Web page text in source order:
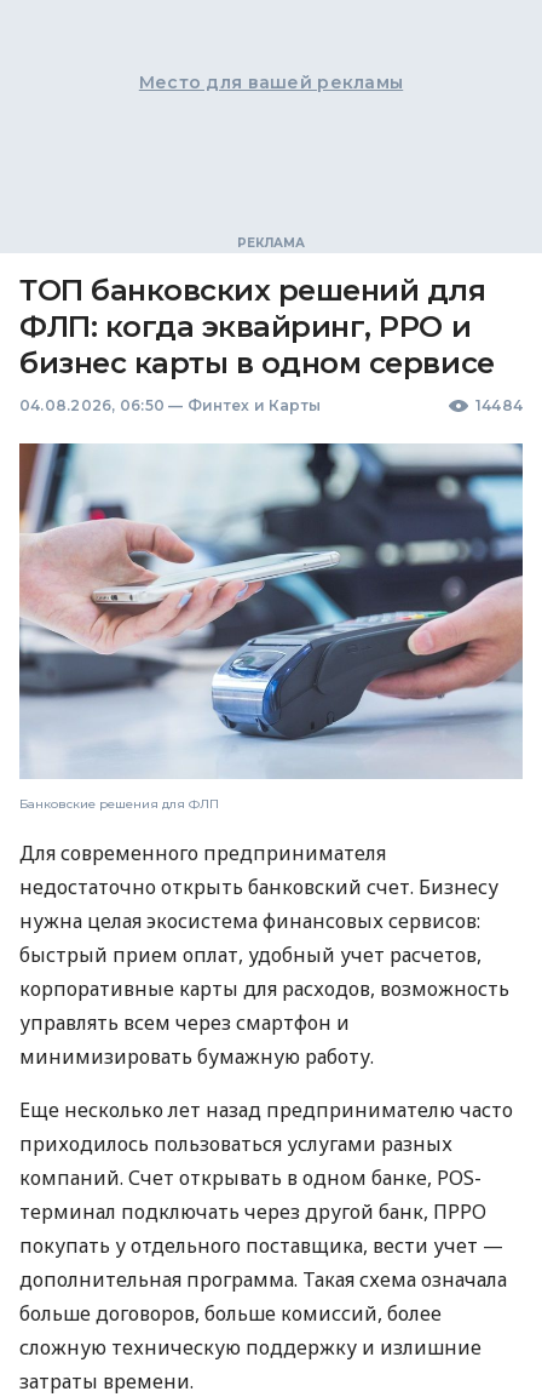
Место для вашей рекламы
ТОП банковских решений для
ФЛП: когда эквайринг, РРО и
бизнес карты в одном сервисе
04.08.2026, 06:50 — Финтех и Карты 14484
Банковские решения для ФЛП
Для современного предпринимателя
недостаточно открыть банковский счет. Бизнесу
нужна целая экосистема финансовых сервисов:
быстрый прием оплат, удобный учет расчетов,
корпоративные карты для расходов, возможность
управлять всем через смартфон и
минимизировать бумажную работу.
Еще несколько лет назад предпринимателю часто
приходилось пользоваться услугами разных
компаний. Счет открывать в одном банке, POS-
терминал подключать через другой банк, ПРРО
покупать у отдельного поставщика, вести учет —
дополнительная программа. Такая схема означала
больше договоров, больше комиссий, более
сложную техническую поддержку и излишние
затраты времени.